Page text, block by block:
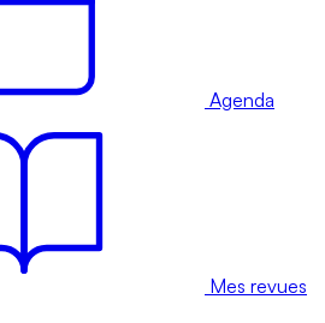
Agenda
Mes revues